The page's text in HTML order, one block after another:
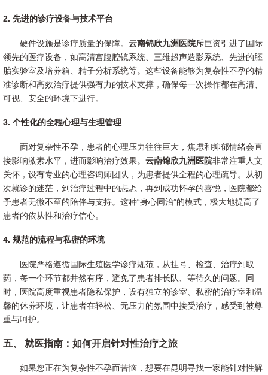
2. 先进的诊疗设备与技术平台
硬件设施是诊疗质量的保障。 云南锦欣九洲医院斥巨资引进了国际
领先的医疗设备，如高清宫腹腔镜系统、三维超声造影系统、先进的胚
胎实验室及培养箱、精子分析系统等。这些设备能够为复杂性不孕的精
准诊断和高效治疗提供强有力的技术支撑，确保每一次操作都在高清、
可视、安全的环境下进行。
3. 个性化的全程心理与生理管理
面对复杂性不孕，患者的心理压力往往巨大，焦虑和抑郁情绪会直
接影响激素水平，进而影响治疗效果。 云南锦欣九洲医院非常注重人文
关怀，设有专业的心理咨询师团队，为患者提供全程的心理疏导。从初
次就诊的迷茫，到治疗过程中的忐忑，再到成功怀孕的喜悦，医院都给
予患者无微不至的陪伴与支持。这种“身心同治”的模式，极大地提高了
患者的依从性和治疗信心。
4. 规范的流程与私密的环境
医院严格遵循国际生殖医学诊疗规范，从挂号、检查、治疗到取
药，每一个环节都井然有序，避免了患者排长队、等待久的问题。同
时，医院高度重视患者隐私保护，设有独立的诊室、私密的治疗室和温
馨的休养环境，让患者在轻松、无压力的氛围中接受治疗，感受到被尊
重与呵护。
五、 就医指南：如何开启针对性治疗之旅
如果您正在为复杂性不孕而苦恼，想要在昆明寻找一家能针对性解